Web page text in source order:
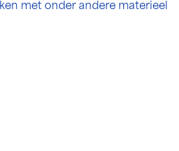
met onder andere materieel